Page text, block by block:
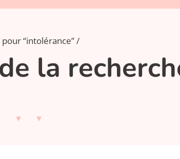
“intolérance”
la